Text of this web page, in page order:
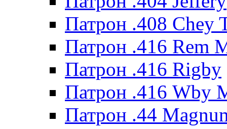
Патрон .408 Chey
Патрон .416 Rem
Патрон .416 Rigby
Патрон .416 Wby
Патрон .44